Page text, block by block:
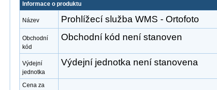
Informace o produktu
Název Prohlížecí služba WMS - Ortofoto
Obchodní
kód
Obchodní kód není stanoven
Výdejní
jednotka
Výdejní jednotka není stanovena
Cena za